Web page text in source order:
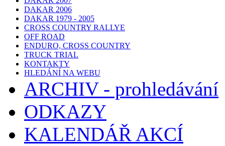
DAKAR 2006
DAKAR 1979 - 2005
CROSS COUNTRY RALLYE
OFF ROAD
ENDURO, CROSS COUNTRY
TRUCK TRIAL
KONTAKTY
HLEDÁNÍ NA WEBU
ARCHIV - prohledávání
ODKAZY
KALENDÁŘ AKCÍ